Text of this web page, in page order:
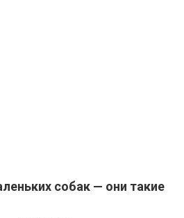
собак — они такие